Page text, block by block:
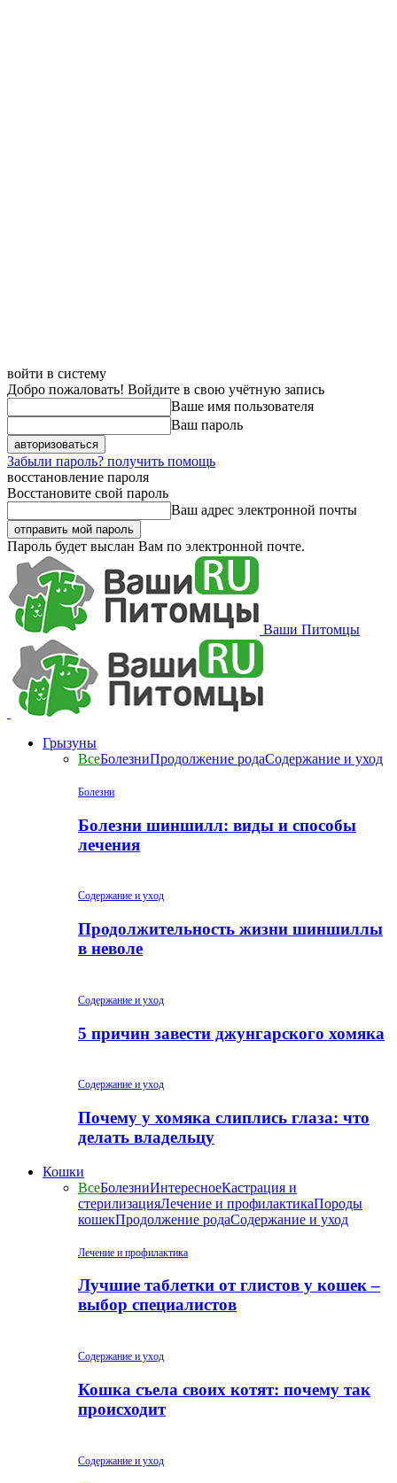
войти в систему
Добро пожаловать! Войдите в свою учётную запись
Ваше имя пользователя
Ваш пароль
Забыли пароль? получить помощь
восстановление пароля
Восстановите свой пароль
Ваш адрес электронной почты
Пароль будет выслан Вам по электронной почте.
Ваши Питомцы
Грызуны
ВсеБолезниПродолжение родаСодержание и уход
Болезни
Болезни шиншилл: виды и способы
лечения
Содержание и уход
Продолжительность жизни шиншиллы
в неволе
Содержание и уход
5 причин завести джунгарского хомяка
Содержание и уход
Почему у хомяка слиплись глаза: что
делать владельцу
Кошки
ВсеБолезниИнтересноеКастрация и
стерилизацияЛечение и профилактикаПороды
кошекПродолжение родаСодержание и уход
Лечение и профилактика
Лучшие таблетки от глистов у кошек –
выбор специалистов
Содержание и уход
Кошка съела своих котят: почему так
происходит
Содержание и уход